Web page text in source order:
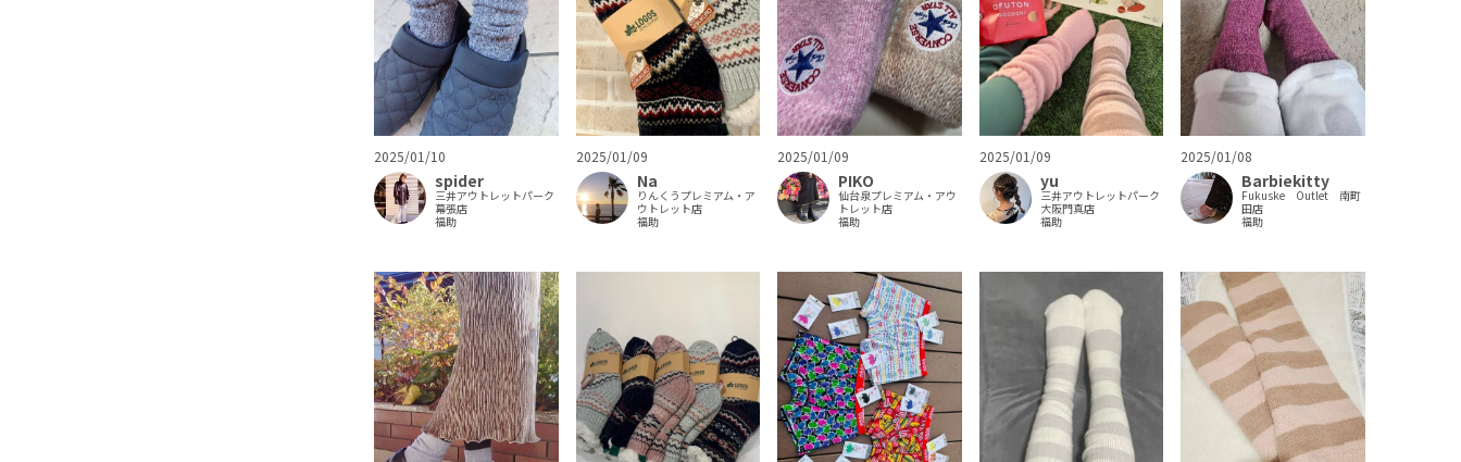
2025/01/10
spider
三井アウトレットパーク
幕張店
福助
2025/01/09
Na
りんくうプレミアム・ア
ウトレット店
福助
2025/01/09
PIKO
仙台泉プレミアム・アウ
トレット店
福助
2025/01/09
yu
三井アウトレットパーク
大阪門真店
福助
2025/01/08
Barbiekitty
Fukuske Outlet 南町
田店
福助